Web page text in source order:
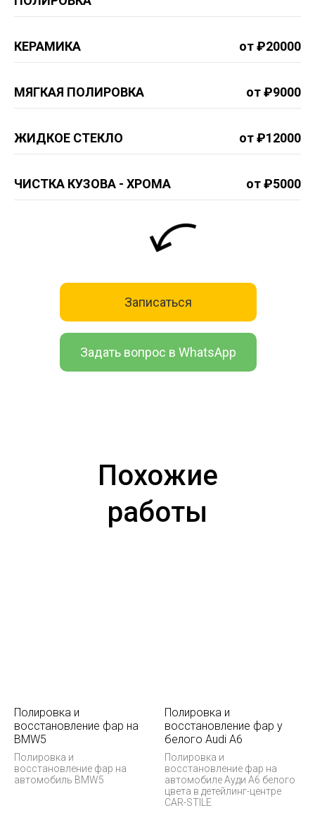
КЕРАМИКА от ₽20000
МЯГКАЯ ПОЛИРОВКА от ₽9000
ЖИДКОЕ СТЕКЛО от ₽12000
ЧИСТКА КУЗОВА - ХРОМА от ₽5000
Задать вопрос в WhatsApp
Записаться
Похожие
работы
Полировка и
восстановление фар на
BMW5
Полировка и
восстановление фар на
автомобиль BMW5
Полировка и
восстановление фар у
белого Audi А6
Полировка и
восстановление фар на
автомобиле Ауди А6 белого
цвета в детейлинг-центре
CAR-STILE